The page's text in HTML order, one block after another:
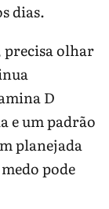
dias.
precisa olhar
D
e um padrão
planejada
pode